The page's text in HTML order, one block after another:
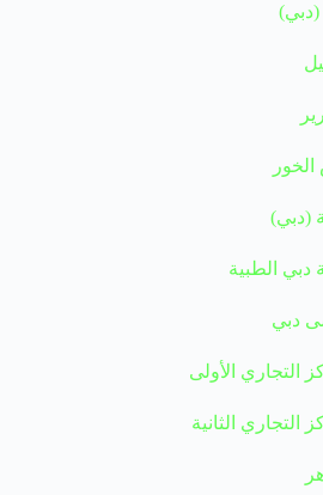
(دبي)
الطبية
دبي
الأولى
الثانية